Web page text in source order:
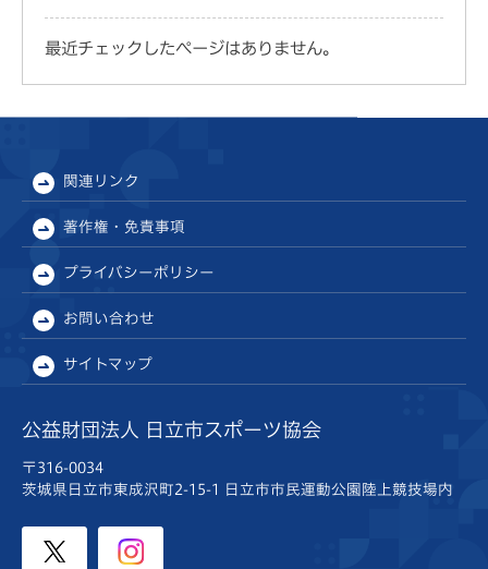
最近チェックしたページはありません。
関連リンク
著作権・免責事項
プライバシーポリシー
お問い合わせ
サイトマップ
公益財団法人 日立市スポーツ協会
〒316-0034
茨城県日立市東成沢町2-15-1
日立市市民運動公園陸上競技場内